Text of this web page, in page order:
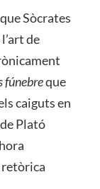
Sòcrates
de
fúnebreque
caiguts en
Plató
retòrica